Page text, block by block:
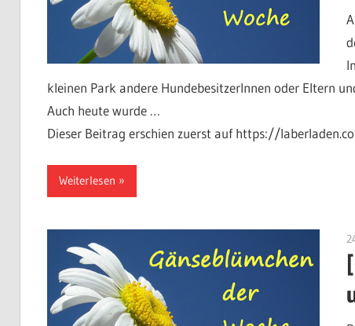
kleinen Park andere HundebesitzerInnen oder Eltern
Auch heute wurde …
Dieser Beitrag erschien zuerst auf https://
Weiterlesen